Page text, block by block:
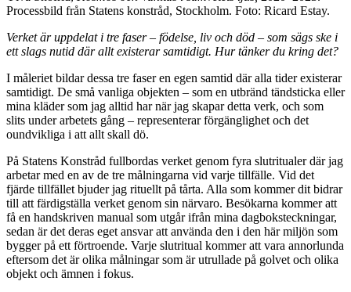
Processbild från Statens konstråd, Stockholm. Foto: Ricard Estay.
Verket är uppdelat i tre faser – födelse, liv och död – som sägs ske i
ett slags nutid där allt existerar samtidigt. Hur tänker du kring det?
I måleriet bildar dessa tre faser en egen samtid där alla tider existerar
samtidigt. De små vanliga objekten – som en utbränd tändsticka eller
mina kläder som jag alltid har när jag skapar detta verk, och som
slits under arbetets gång – representerar förgänglighet och det
oundvikliga i att allt skall dö.
På Statens Konstråd fullbordas verket genom fyra slutritualer där jag
arbetar med en av de tre målningarna vid varje tillfälle. Vid det
fjärde tillfället bjuder jag rituellt på tårta. Alla som kommer dit bidrar
till att färdigställa verket genom sin närvaro. Besökarna kommer att
få en handskriven manual som utgår ifrån mina dagboksteckningar,
sedan är det deras eget ansvar att använda den i den här miljön som
bygger på ett förtroende. Varje slutritual kommer att vara annorlunda
eftersom det är olika målningar som är utrullade på golvet och olika
objekt och ämnen i fokus.